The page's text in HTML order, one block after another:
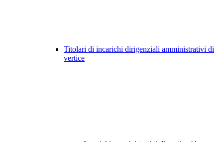
Titolari di incarichi dirigenziali amministrativi di
vertice